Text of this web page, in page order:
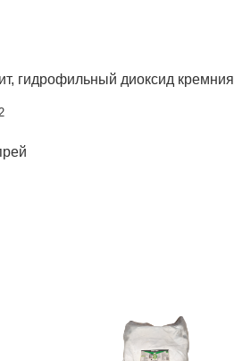
гидрофильный диоксид кремния
2